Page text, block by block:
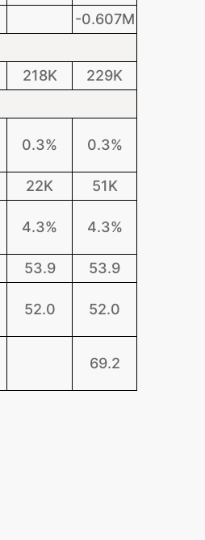
-0.607M
218K
229K
0.3% 0.3%
22K 51K
4.3% 4.3%
53.9 53.9
52.0 52.0
69.2